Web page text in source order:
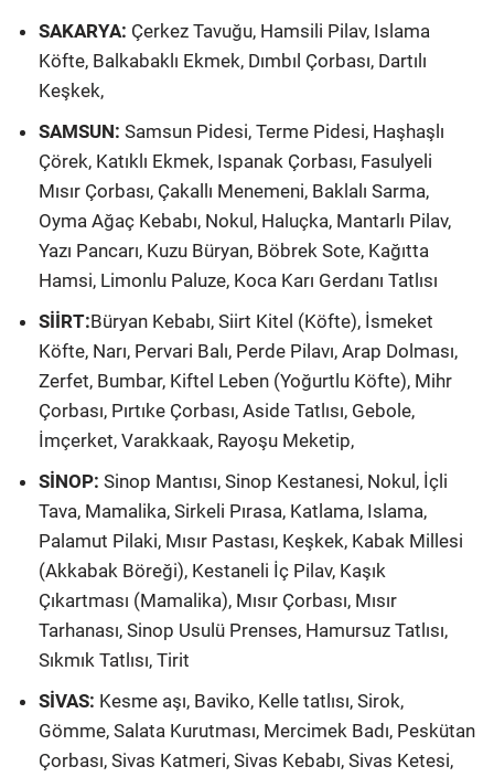
SAKARYA: Çerkez Tavuğu, Hamsili Pilav, Islama
Köfte, Balkabaklı Ekmek, Dımbıl Çorbası, Dartılı
Keşkek,
SAMSUN: Samsun Pidesi, Terme Pidesi, Haşhaşlı
Çörek, Katıklı Ekmek, Ispanak Çorbası, Fasulyeli
Mısır Çorbası, Çakallı Menemeni, Baklalı Sarma,
Oyma Ağaç Kebabı, Nokul, Haluçka, Mantarlı Pilav,
Yazı Pancarı, Kuzu Büryan, Böbrek Sote, Kağıtta
Hamsi, Limonlu Paluze, Koca Karı Gerdanı Tatlısı
SİİRT:Büryan Kebabı, Siirt Kitel (Köfte), İsmeket
Köfte, Narı, Pervari Balı, Perde Pilavı, Arap Dolması,
Zerfet, Bumbar, Kiftel Leben (Yoğurtlu Köfte), Mihr
Çorbası, Pırtıke Çorbası, Aside Tatlısı, Gebole,
İmçerket, Varakkaak, Rayoşu Meketip,
SİNOP: Sinop Mantısı, Sinop Kestanesi, Nokul, İçli
Tava, Mamalika, Sirkeli Pırasa, Katlama, Islama,
Palamut Pilaki, Mısır Pastası, Keşkek, Kabak Millesi
(Akkabak Böreği), Kestaneli İç Pilav, Kaşık
Çıkartması (Mamalika), Mısır Çorbası, Mısır
Tarhanası, Sinop Usulü Prenses, Hamursuz Tatlısı,
Sıkmık Tatlısı, Tirit
SİVAS: Kesme aşı, Baviko, Kelle tatlısı, Sirok,
Gömme, Salata Kurutması, Mercimek Badı, Peskütan
Çorbası, Sivas Katmeri, Sivas Kebabı, Sivas Ketesi,